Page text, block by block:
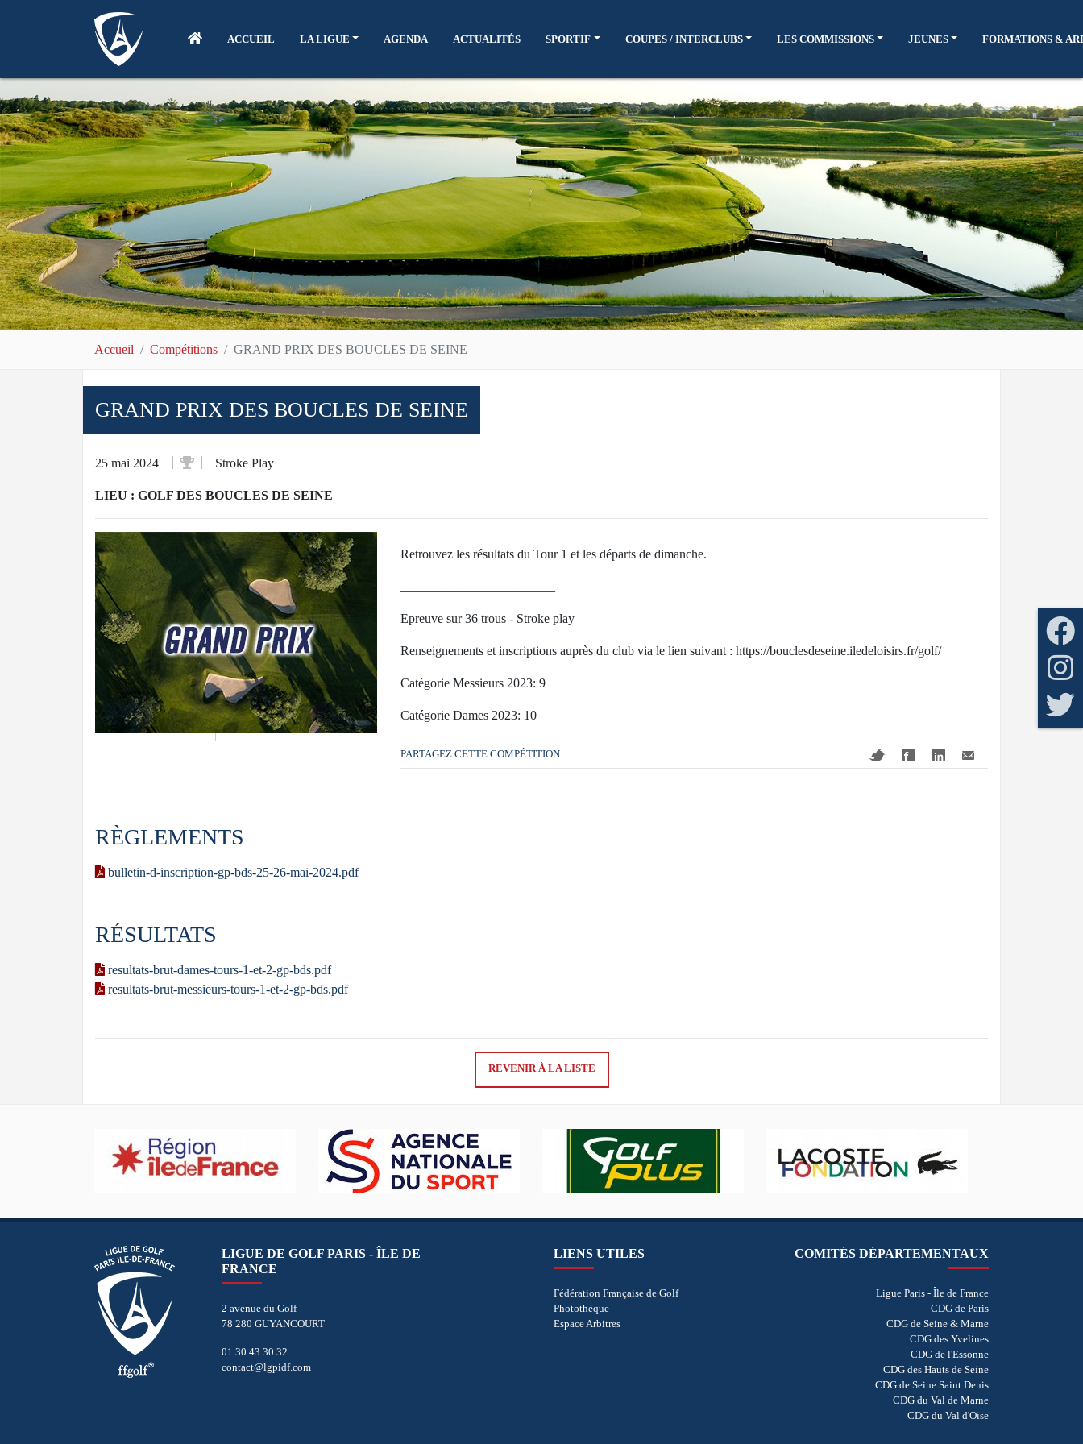
ACCUEIL LA LIGUE AGENDA ACTUALITÉS SPORTIF COUPES / INTERCLUBS LES COMMISSIONS JEUNES FORMATIONS &
Accueil Compétitions GRAND PRIX DES BOUCLES DE SEINE
GRAND PRIX DES BOUCLES DE SEINE
25 mai 2024 Stroke Play
LIEU : GOLF DES BOUCLES DE SEINE
Retrouvez les résultats du Tour 1 et les départs de dimanche.
Epreuve sur 36 trous - Stroke play
Renseignements et inscriptions auprès du club via le lien suivant : https://bouclesdeseine.iledeloisirs.fr/golf/
Catégorie Messieurs 2023: 9
Catégorie Dames 2023: 10
PARTAGEZ CETTE COMPÉTITION
RÈGLEMENTS
bulletin-d-inscription-gp-bds-25-26-mai-2024.pdf
RÉSULTATS
resultats-brut-dames-tours-1-et-2-gp-bds.pdf
resultats-brut-messieurs-tours-1-et-2-gp-bds.pdf
REVENIR À LA LISTE
LIGUE DE GOLF PARIS - ÎLE DE
FRANCE
2 avenue du Golf
78 280 GUYANCOURT
01 30 43 30 32
contact@lgpidf.com
LIENS UTILES
Fédération Française de Golf
Photothèque
Espace Arbitres
COMITÉS DÉPARTEMENTAUX
Ligue Paris - Île de France
CDG de Paris
CDG de Seine & Marne
CDG des Yvelines
CDG de l'Essonne
CDG des Hauts de Seine
CDG de Seine Saint Denis
CDG du Val de Marne
CDG du Val d'Oise